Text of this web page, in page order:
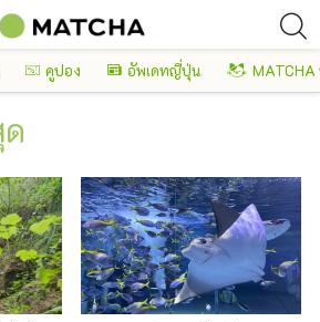
คูปอง อัพเดทญี่ปุ่น